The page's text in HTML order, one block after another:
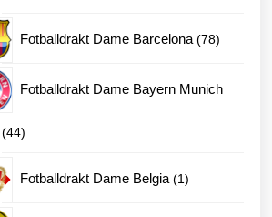
produkter
Fotballdrakt Dame Barcelona 7878
Fotballdrakt Dame Bayern Munich
4444
produkter
Fotballdrakt Dame Belgia 11